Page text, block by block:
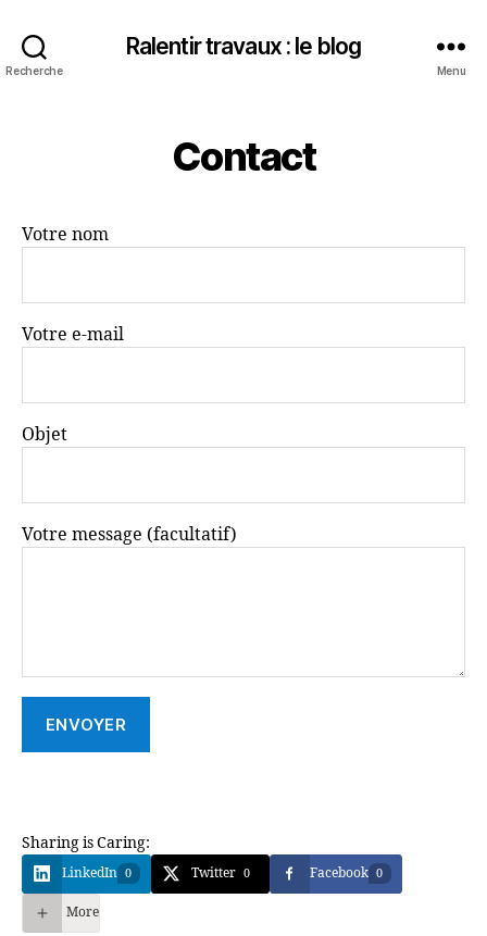
Recherche
Ralentir travaux : le blog
Menu
Contact
Votre nom
Votre e-mail
Objet
Votre message (facultatif)
Sharing is Caring:
LinkedIn 0 Twitter 0 Facebook 0
More